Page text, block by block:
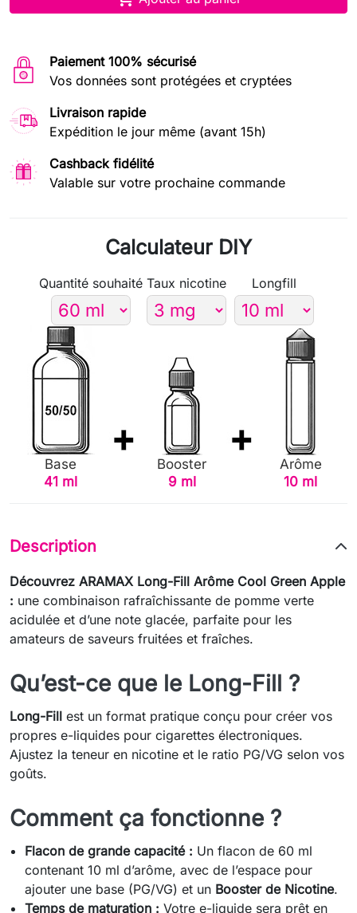
Paiement 100% sécurisé
Vos données sont protégées et cryptées
Livraison rapide
Expédition le jour même (avant 15h)
Cashback fidélité
Valable sur votre prochaine commande
Calculateur DIY
Quantité souhaité Taux nicotine Longfill
Base
41 ml
Booster
9 ml
Arôme
10 ml
Description
Découvrez ARAMAX Long-Fill Arôme Cool Green Apple
: une combinaison rafraîchissante de pomme verte
acidulée et d’une note glacée, parfaite pour les
amateurs de saveurs fruitées et fraîches.
Qu’est-ce que le Long-Fill ?
Long-Fill est un format pratique conçu pour créer vos
propres e-liquides pour cigarettes électroniques.
Ajustez la teneur en nicotine et le ratio PG/VG selon vos
goûts.
Comment ça fonctionne ?
Flacon de grande capacité : Un flacon de 60 ml
contenant 10 ml d’arôme, avec de l’espace pour
ajouter une base (PG/VG) et un Booster de Nicotine.
Temps de maturation : Votre e-liquide sera prêt en